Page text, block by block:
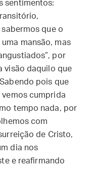
sentimentos:
que o
mansão, mas
por
visão daquilo que
pois que
cumprida
tempo nada, por
com
de Cristo,
dia nos
e reafirmando